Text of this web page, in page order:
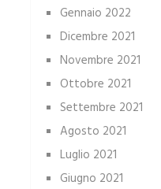
Gennaio 2022
Dicembre 2021
Novembre 2021
Ottobre 2021
Settembre 2021
Agosto 2021
Luglio 2021
Giugno 2021